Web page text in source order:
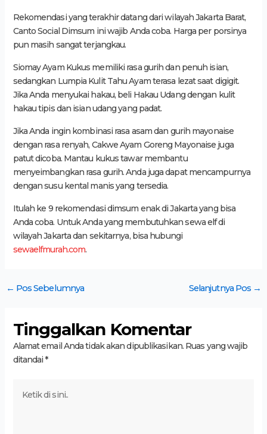
Rekomendasi yang terakhir datang dari wilayah Jakarta Barat,
Canto Social Dimsum ini wajib Anda coba. Harga per porsinya
pun masih sangat terjangkau.
Siomay Ayam Kukus memiliki rasa gurih dan penuh isian,
sedangkan Lumpia Kulit Tahu Ayam terasa lezat saat digigit.
Jika Anda menyukai hakau, beli Hakau Udang dengan kulit
hakau tipis dan isian udang yang padat.
Jika Anda ingin kombinasi rasa asam dan gurih mayonaise
dengan rasa renyah, Cakwe Ayam Goreng Mayonaise juga
patut dicoba. Mantau kukus tawar membantu
menyeimbangkan rasa gurih. Anda juga dapat mencampurnya
dengan susu kental manis yang tersedia.
Itulah ke 9 rekomendasi dimsum enak di Jakarta yang bisa
Anda coba. Untuk Anda yang membutuhkan sewa elf di
wilayah Jakarta dan sekitarnya, bisa hubungi
sewaelfmurah.com.
← Pos Sebelumnya Selanjutnya Pos →
Tinggalkan Komentar
Alamat email Anda tidak akan dipublikasikan. Ruas yang wajib
ditandai*